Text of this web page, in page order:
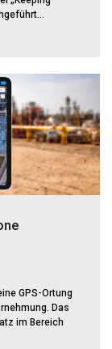
GPS-Ortung
Das
im Bereich